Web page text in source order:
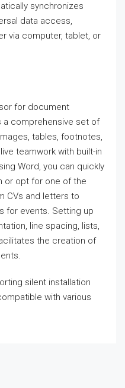
synchronizes
data access,
via computer, tablet, or
for document
a comprehensive set of
tables, footnotes,
teamwork with built-in
Word, you can quickly
or opt for one of the
CVs and letters to
for events. Setting up
line spacing, lists,
the creation of
silent installation
with various